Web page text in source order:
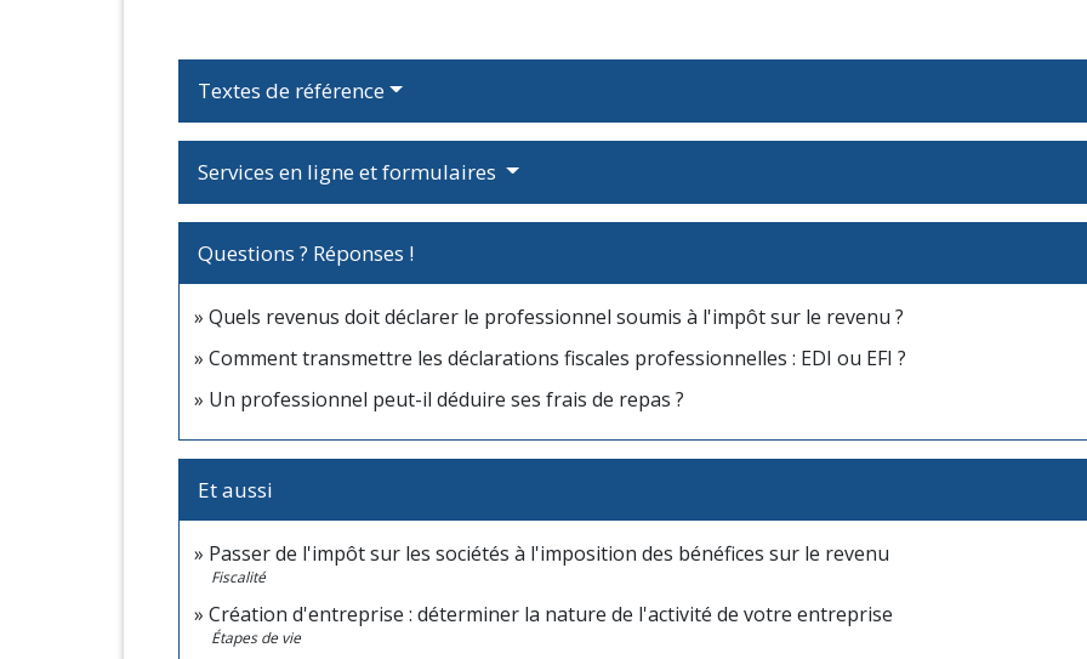
Textes de référence
Services en ligne et formulaires
Questions ? Réponses !
Quels revenus doit déclarer le professionnel soumis à l'impôt sur le revenu ?
Comment transmettre les déclarations fiscales professionnelles : EDI ou EFI ?
Un professionnel peut-il déduire ses frais de repas ?
Et aussi
Passer de l'impôt sur les sociétés à l'imposition des bénéfices sur le revenu
Fiscalité
Création d'entreprise : déterminer la nature de l'activité de votre entreprise
Étapes de vie